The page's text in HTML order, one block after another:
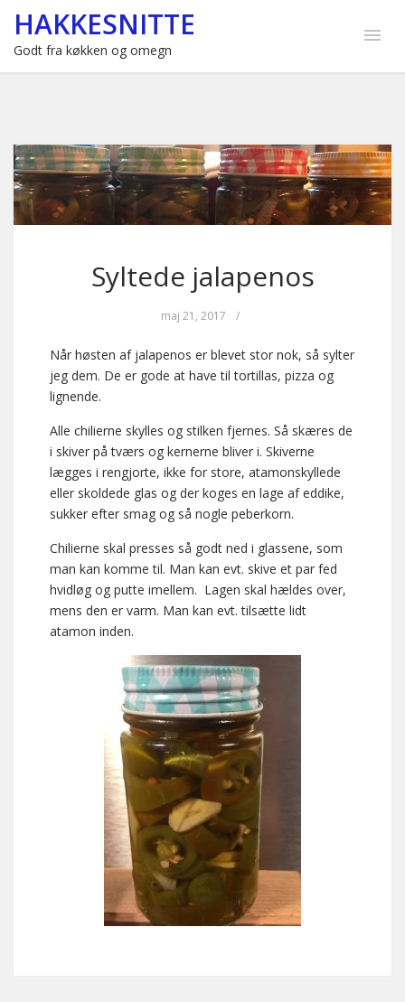
HAKKESNITTE
Godt fra køkken og omegn
Syltede jalapenos
maj 21, 2017 /
Når høsten af jalapenos er blevet stor nok, så sylter
jeg dem. De er gode at have til tortillas, pizza og
lignende.
Alle chilierne skylles og stilken fjernes. Så skæres de
i skiver på tværs og kernerne bliver i. Skiverne
lægges i rengjorte, ikke for store, atamonskyllede
eller skoldede glas og der koges en lage af eddike,
sukker efter smag og så nogle peberkorn.
Chilierne skal presses så godt ned i glassene, som
man kan komme til. Man kan evt. skive et par fed
hvidløg og putte imellem. Lagen skal hældes over,
mens den er varm. Man kan evt. tilsætte lidt
atamon inden.